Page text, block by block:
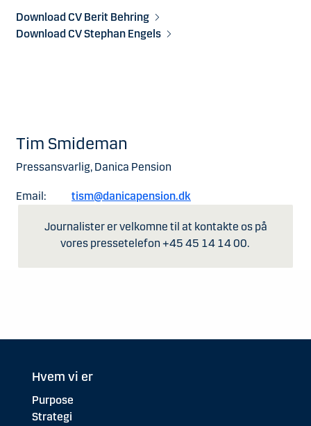
Download CV Berit Behring
Download CV Stephan Engels
Tim Smideman
Pressansvarlig, Danica Pension
Email: tism@danicapension.dk
Journalister er velkomne til at kontakte os på
vores pressetelefon +45 45 14 14 00.
Hvem vi er
Purpose
Strategi